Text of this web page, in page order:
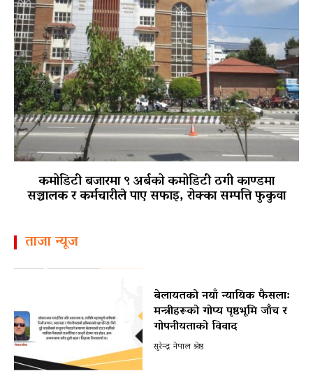
कमोडिटी बजारमा ९ अर्बको कमोडिटी ठगी काण्डमा
सञ्चालक र कर्मचारीले पाए सफाइ, रोक्का सम्पत्ति फुकुवा
ताजा न्यूज
बेलायतको नयाँ न्यायिक फैसला:
मन्त्रीहरूको गोप्य पृष्ठभूमि जाँच र
गोपनीयताको विवाद
सुरेन्द्र नेपाल श्रेष्ठ